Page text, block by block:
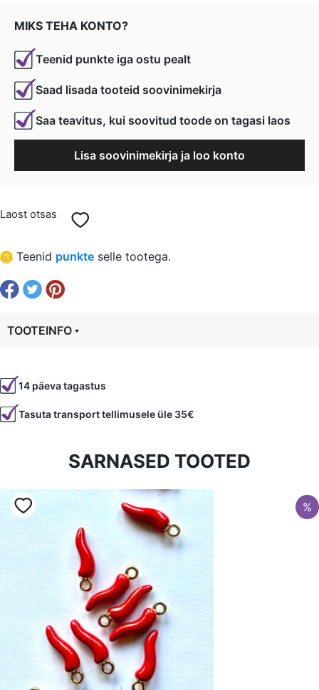
€ 0,70.
€ 0,53.
MIKS TEHA KONTO?
Teenid punkte iga ostu pealt
Saad lisada tooteid soovinimekirja
Saa teavitus, kui soovitud toode on tagasi laos
Lisa soovinimekirja ja loo konto
Laost otsas
Teenid punkte selle tootega.
TOOTEINFO
Värvus
Punane
Materjal
siid
14 päeva tagastus
Tasuta transport tellimusele üle 35€
SARNASED TOOTED
%